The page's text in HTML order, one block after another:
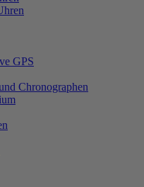
GPS
Chronographen